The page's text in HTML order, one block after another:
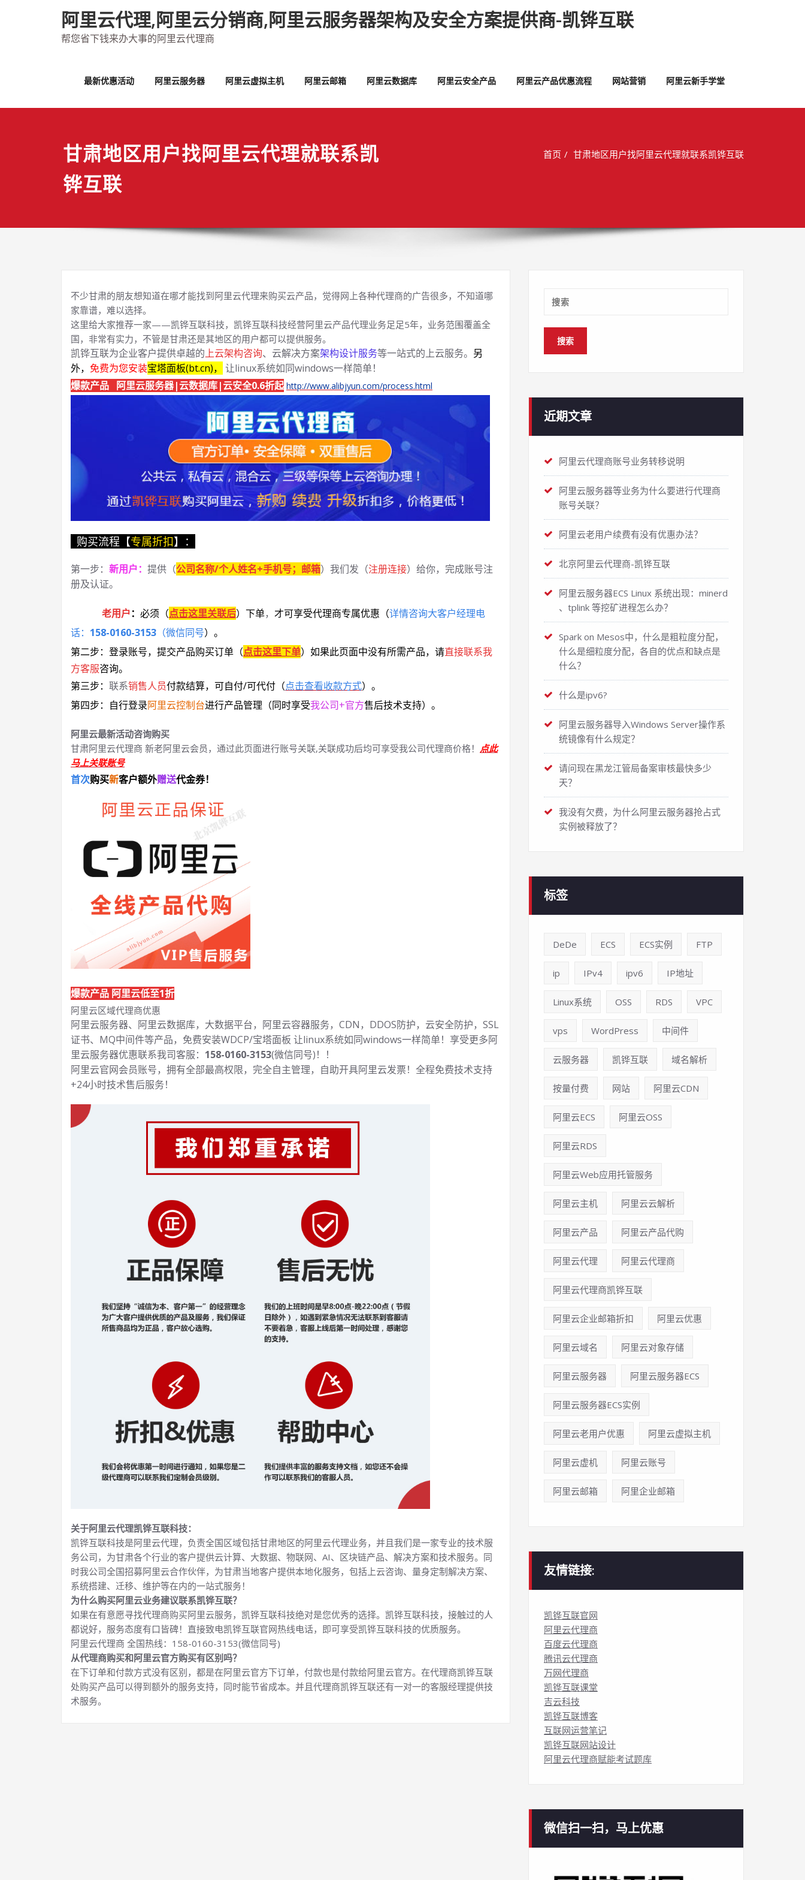
阿里云代理,阿里云分销商,阿里云服务器架构及安全方案提供商-凯铧互联
帮您省下钱来办大事的阿里云代理商
最新优惠活动 阿里云服务器 阿里云虚拟主机 阿里云邮箱 阿里云数据库 阿里云安全产品 阿里云产品优惠流程 网站营销 阿里云新手学堂
甘肃地区用户找阿里云代理就联系凯
铧互联
首页 甘肃地区用户找阿里云代理就联系凯铧互联
不少甘肃的朋友想知道在哪才能找到阿里云代理来购买云产品，觉得网上各种代理商的广告很多，不知道哪
家靠谱，难以选择。
这里给大家推荐一家——凯铧互联科技，凯铧互联科技经营阿里云产品代理业务足足5年，业务范围覆盖全
国，非常有实力，不管是甘肃还是其地区的用户都可以提供服务。
凯铧互联为企业客户提供卓越的上云架构咨询、云解决方案架构设计服务等一站式的上云服务。 另
外， 免费为您安装宝塔面板(bt.cn)，
让linux系统如同windows一样简单！
爆款产品 阿里云服务器|云数据库|云安全0.6折起 http://www.alibjyun.com/process.html
购买流程【专属折扣】：
第一步： 新用户： 提供（公司名称/个人姓名+手机号；邮箱）我们发（注册连接）给你，完成账号注
册及认证。
老用户： 必须 （点击这里关联后） 下单， 才可享受代理商专属优惠 （详情咨询大客户经理电
话： 158-0160-3153 （微信同号） 。
第二步：登录账号，提交产品购买订单（点击这里下单） 如果此页面中没有所需产品，请直接联系我
方客服咨询。
第三步： 联系销售人员付款结算，可自付/可代付（点击查看收款方式）。
第四步：自行登录阿里云控制台进行产品管理（同时享受我公司+官方售后技术支持）。
阿里云最新活动咨询购买
甘肃阿里云代理商 新老阿里云会员，通过此页面进行账号关联,关联成功后均可享受我公司代理商价格！ 点此
马上关联账号
首次购买新客户额外赠送代金券！
爆款产品 阿里云低至1折
阿里云区域代理商优惠
阿里云服务器、阿里云数据库，大数据平台，阿里云容器服务，CDN，DDOS防护，云安全防护，SSL
证书、MQ中间件等产品，免费安装WDCP/宝塔面板 让linux系统如同windows一样简单！享受更多阿
里云服务器优惠联系我司客服： 158-0160-3153(微信同号)！！
阿里云官网会员账号，拥有全部最高权限，完全自主管理，自助开具阿里云发票！全程免费技术支持
+24小时技术售后服务！
关于阿里云代理凯铧互联科技：
凯铧互联科技是阿里云代理，负责全国区域包括甘肃地区的阿里云代理业务，并且我们是一家专业的技术服
务公司，为甘肃各个行业的客户提供云计算、大数据、物联网、AI、区块链产品、解决方案和技术服务。同
时我公司全国招募阿里云合作伙伴，为甘肃当地客户提供本地化服务，包括上云咨询、量身定制解决方案、
系统搭建、迁移、维护等在内的一站式服务！
为什么购买阿里云业务建议联系凯铧互联？
如果在有意愿寻找代理商购买阿里云服务，凯铧互联科技绝对是您优秀的选择。凯铧互联科技，接触过的人
都说好，服务态度有口皆碑！直接致电凯铧互联官网热线电话，即可享受凯铧互联科技的优质服务。
阿里云代理商 全国热线：158-0160-3153(微信同号)
从代理商购买和阿里云官方购买有区别吗？
在下订单和付款方式没有区别，都是在阿里云官方下订单，付款也是付款给阿里云官方。在代理商凯铧互联
处购买产品可以得到额外的服务支持，同时能节省成本。并且代理商凯铧互联还有一对一的客服经理提供技
术服务。
近期文章
阿里云代理商账号业务转移说明
阿里云服务器等业务为什么要进行代理商
账号关联？
阿里云老用户续费有没有优惠办法？
北京阿里云代理商-凯铧互联
阿里云服务器ECS Linux 系统出现：minerd
、tplink 等挖矿进程怎么办？
Spark on Mesos中，什么是粗粒度分配，
什么是细粒度分配，各自的优点和缺点是
什么？
什么是ipv6?
阿里云服务器导入Windows Server操作系
统镜像有什么规定？
请问现在黑龙江管局备案审核最快多少
天？
我没有欠费，为什么阿里云服务器抢占式
实例被释放了？
标签
DeDe ECS ECS实例 FTP
ip IPv4 ipv6 IP地址
Linux系统 OSS RDS VPC
vps WordPress 中间件
云服务器 凯铧互联 域名解析
按量付费 网站 阿里云CDN
阿里云ECS 阿里云OSS
阿里云RDS
阿里云Web应用托管服务
阿里云主机 阿里云云解析
阿里云产品 阿里云产品代购
阿里云代理 阿里云代理商
阿里云代理商凯铧互联
阿里云企业邮箱折扣 阿里云优惠
阿里云域名 阿里云对象存储
阿里云服务器 阿里云服务器ECS
阿里云服务器ECS实例
阿里云老用户优惠 阿里云虚拟主机
阿里云虚机 阿里云账号
阿里云邮箱 阿里企业邮箱
友情链接:
凯铧互联官网
阿里云代理商
百度云代理商
腾讯云代理商
万网代理商
凯铧互联课堂
吉云科技
凯铧互联博客
互联网运营笔记
凯铧互联网站设计
阿里云代理商赋能考试题库
微信扫一扫，马上优惠